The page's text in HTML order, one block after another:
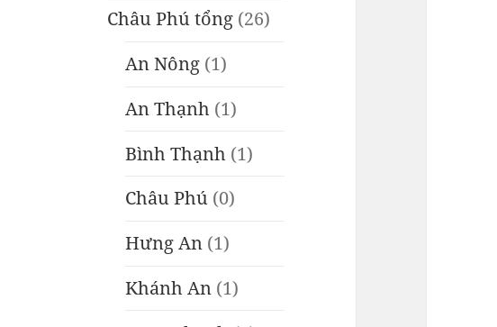
Châu Phú tổng (26)
An Nông (1)
An Thạnh (1)
Bình Thạnh (1)
Châu Phú (0)
Hưng An (1)
Khánh An (1)